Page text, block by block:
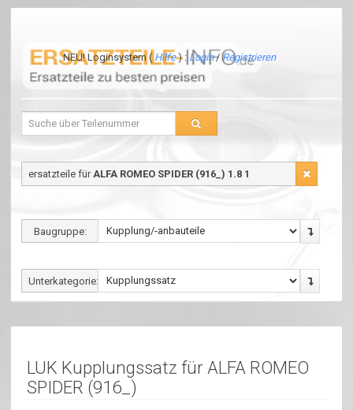
NEU! Loginsystem ( Hilfe) : Login/Registrieren
ersatzteile für ALFA ROMEO SPIDER (916_) 1.8 1
Baugruppe:
Unterkategorie:
LUK Kupplungssatz für ALFA ROMEO
SPIDER (916_)